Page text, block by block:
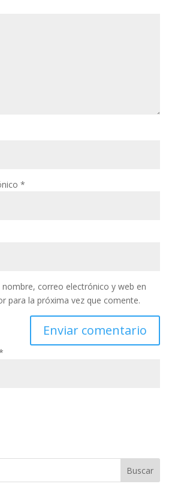
*
nombre, correo electrónico y web en
para la próxima vez que comente.